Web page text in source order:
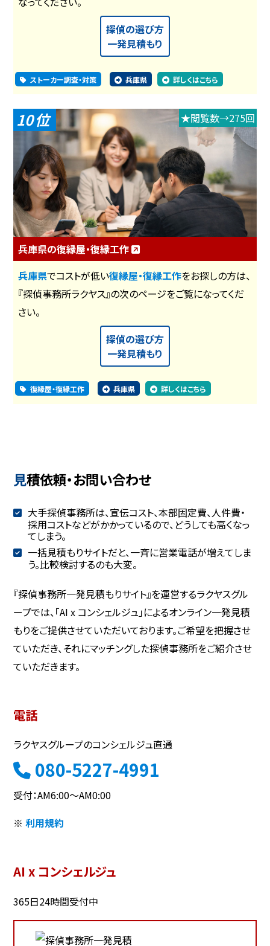
探偵の選び方
一発見積もり
ストーカー調査・対策 兵庫県 詳しくはこちら
10 ★閲覧数→275回
兵庫県の復縁屋・復縁工作
兵庫県でコストが低い復縁屋・復縁工作をお探しの方は、
『探偵事務所ラクヤス』の次のページをご覧になってくだ
さい。
探偵の選び方
一発見積もり
復縁屋・復縁工作 兵庫県 詳しくはこちら
見積依頼・お問い合わせ
大手探偵事務所は、宣伝コスト、本部固定費、人件費・
採用コストなどがかかっているので、どうしても高くなっ
てしまう。
一括見積もりサイトだと、一斉に営業電話が増えてしま
う。比較検討するのも大変。
『探偵事務所一発見積もりサイト』を運営するラクヤスグル
ープでは、「AI x コンシェルジュ」によるオンライン一発見積
もりをご提供させていただいております。ご希望を把握させ
ていただき、それにマッチングした探偵事務所をご紹介させ
ていただきます。
電話
ラクヤスグループのコンシェルジュ直通
080-5227-4991
受付：AM6:00～AM0:00
※利用規約
AI x コンシェルジュ
365日24時間受付中